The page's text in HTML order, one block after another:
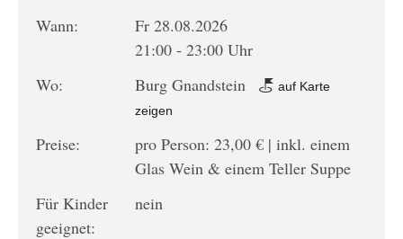
Wann:
Fr 28.08.2026
21:00 - 23:00 Uhr
Wo:
Burg Gnandstein
auf Karte
zeigen
Preise:
pro Person: 23,00 € | inkl. einem
Glas Wein & einem Teller Suppe
Für Kinder
geeignet:
nein